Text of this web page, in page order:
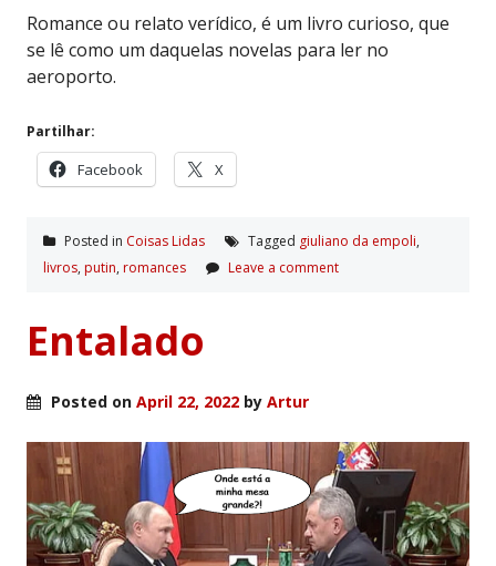
Romance ou relato verídico, é um livro curioso, que
se lê como um daquelas novelas para ler no
aeroporto.
Partilhar:
Facebook X
Posted in Coisas Lidas Tagged giuliano da empoli,
livros, putin, romances Leave a comment
Entalado
Posted on April 22, 2022 by Artur